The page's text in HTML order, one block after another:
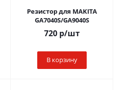
Резистор для MAKITA
GA7040S/GA9040S
720 р/шт
В корзину